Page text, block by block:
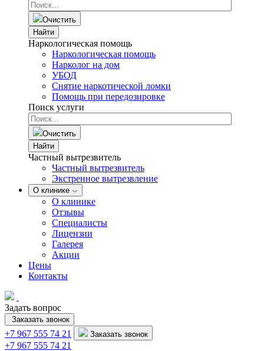
Очистить
Найти
Наркологическая помощь
Наркологическая помощь
Нарколог на дом
УБОД
Снятие наркотической ломки
Помощь при передозировке
Поиск услуги
Очистить
Найти
Частный вытрезвитель
Частный вытрезвитель
Экстренное вытрезвление
О клинике
О клинике
Отзывы
Специалисты
Лицензии
Галерея
Акции
Цены
Контакты
Задать вопрос
Заказать звонок
+7 967 555 74 21 Заказать звонок
+7 967 555 74 21